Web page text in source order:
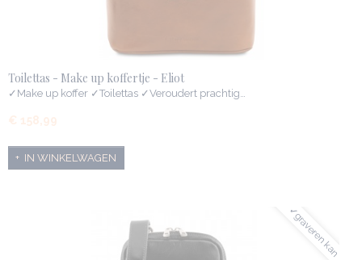
Toilettas - Make up koffertje - Eliot
✓Make up koffer ✓Toilettas ✓Veroudert prachtig…
€ 158,99
IN WINKELWAGEN
✓graveren kan